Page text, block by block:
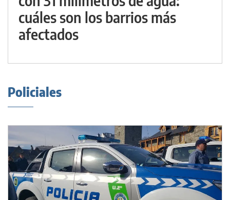
cuáles son los barrios más
afectados
Policiales